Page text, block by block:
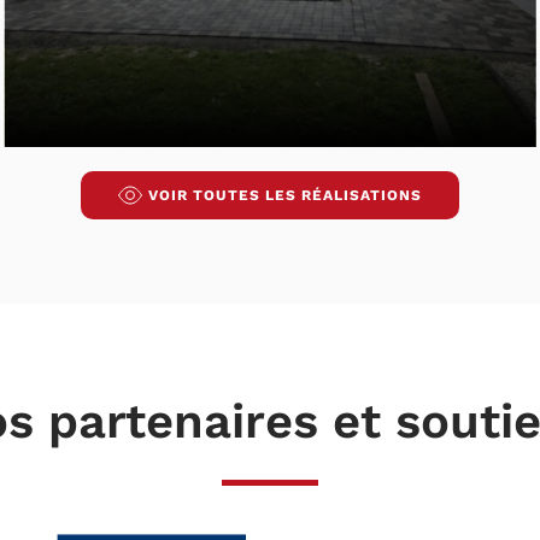
VOIR TOUTES LES RÉALISATIONS
partenaires et